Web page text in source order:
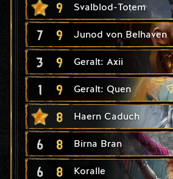
9 Svalblod-Totem
7 9 Junod von Belhaven
3 9 Geralt: Axii
1 9 Geralt: Quen
8 Haern Caduch
6 8 Birna Bran
6 8 Koralle